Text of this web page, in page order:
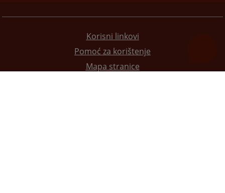
Korisni linkovi
Pomoć za korištenje
Mapa stranice